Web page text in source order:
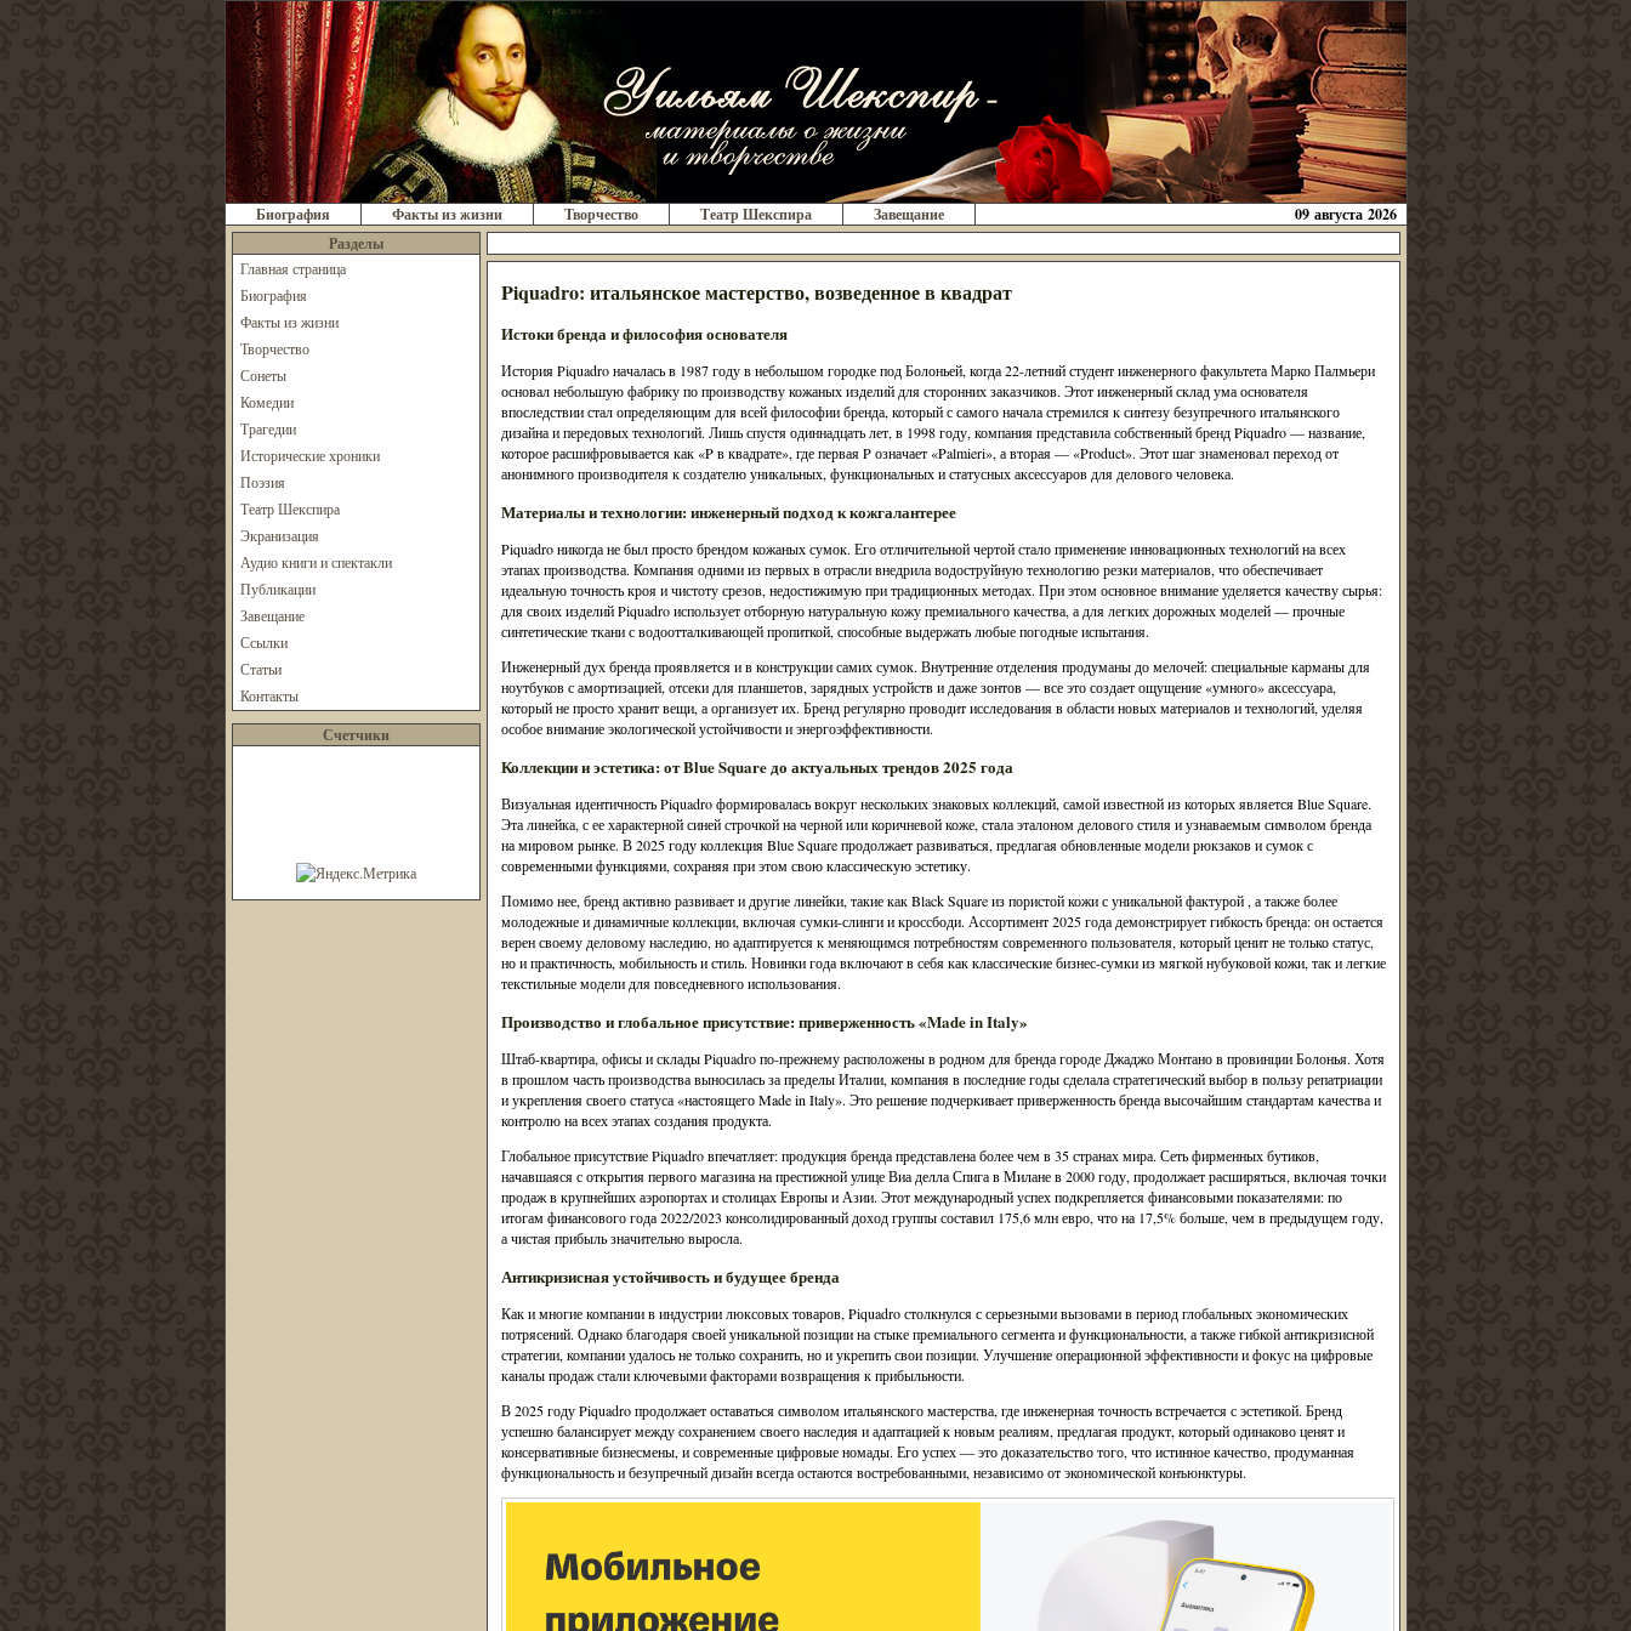
Биография Факты из жизни Творчество Театр Шекспира Завещание
09 августа 2026
Разделы
Главная страница
Биография
Факты из жизни
Творчество
Сонеты
Комедии
Трагедии
Исторические хроники
Поэзия
Театр Шекспира
Экранизация
Аудио книги и спектакли
Публикации
Завещание
Ссылки
Статьи
Контакты
Счетчики
Piquadro: итальянское мастерство, возведенное в квадрат
Истоки бренда и философия основателя
История Piquadro началась в 1987 году в небольшом городке под Болоньей, когда 22-летний студент инженерного факультета Марко Палмьери
основал небольшую фабрику по производству кожаных изделий для сторонних заказчиков. Этот инженерный склад ума основателя
впоследствии стал определяющим для всей философии бренда, который с самого начала стремился к синтезу безупречного итальянского
дизайна и передовых технологий. Лишь спустя одиннадцать лет, в 1998 году, компания представила собственный бренд Piquadro — название,
которое расшифровывается как «P в квадрате», где первая P означает «Palmieri», а вторая — «Product». Этот шаг знаменовал переход от
анонимного производителя к создателю уникальных, функциональных и статусных аксессуаров для делового человека.
Материалы и технологии: инженерный подход к кожгалантерее
Piquadro никогда не был просто брендом кожаных сумок. Его отличительной чертой стало применение инновационных технологий на всех
этапах производства. Компания одними из первых в отрасли внедрила водоструйную технологию резки материалов, что обеспечивает
идеальную точность кроя и чистоту срезов, недостижимую при традиционных методах. При этом основное внимание уделяется качеству сырья:
для своих изделий Piquadro использует отборную натуральную кожу премиального качества, а для легких дорожных моделей — прочные
синтетические ткани с водоотталкивающей пропиткой, способные выдержать любые погодные испытания.
Инженерный дух бренда проявляется и в конструкции самих сумок. Внутренние отделения продуманы до мелочей: специальные карманы для
ноутбуков с амортизацией, отсеки для планшетов, зарядных устройств и даже зонтов — все это создает ощущение «умного» аксессуара,
который не просто хранит вещи, а организует их. Бренд регулярно проводит исследования в области новых материалов и технологий, уделяя
особое внимание экологической устойчивости и энергоэффективности.
Коллекции и эстетика: от Blue Square до актуальных трендов 2025 года
Визуальная идентичность Piquadro формировалась вокруг нескольких знаковых коллекций, самой известной из которых является Blue Square.
Эта линейка, с ее характерной синей строчкой на черной или коричневой коже, стала эталоном делового стиля и узнаваемым символом бренда
на мировом рынке. В 2025 году коллекция Blue Square продолжает развиваться, предлагая обновленные модели рюкзаков и сумок с
современными функциями, сохраняя при этом свою классическую эстетику.
Помимо нее, бренд активно развивает и другие линейки, такие как Black Square из пористой кожи с уникальной фактурой , а также более
молодежные и динамичные коллекции, включая сумки-слинги и кроссбоди. Ассортимент 2025 года демонстрирует гибкость бренда: он остается
верен своему деловому наследию, но адаптируется к меняющимся потребностям современного пользователя, который ценит не только статус,
но и практичность, мобильность и стиль. Новинки года включают в себя как классические бизнес-сумки из мягкой нубуковой кожи, так и легкие
текстильные модели для повседневного использования.
Производство и глобальное присутствие: приверженность «Made in Italy»
Штаб-квартира, офисы и склады Piquadro по-прежнему расположены в родном для бренда городе Джаджо Монтано в провинции Болонья. Хотя
в прошлом часть производства выносилась за пределы Италии, компания в последние годы сделала стратегический выбор в пользу репатриации
и укрепления своего статуса «настоящего Made in Italy». Это решение подчеркивает приверженность бренда высочайшим стандартам качества и
контролю на всех этапах создания продукта.
Глобальное присутствие Piquadro впечатляет: продукция бренда представлена более чем в 35 странах мира. Сеть фирменных бутиков,
начавшаяся с открытия первого магазина на престижной улице Виа делла Спига в Милане в 2000 году, продолжает расширяться, включая точки
продаж в крупнейших аэропортах и столицах Европы и Азии. Этот международный успех подкрепляется финансовыми показателями: по
итогам финансового года 2022/2023 консолидированный доход группы составил 175,6 млн евро, что на 17,5% больше, чем в предыдущем году,
а чистая прибыль значительно выросла.
Антикризисная устойчивость и будущее бренда
Как и многие компании в индустрии люксовых товаров, Piquadro столкнулся с серьезными вызовами в период глобальных экономических
потрясений. Однако благодаря своей уникальной позиции на стыке премиального сегмента и функциональности, а также гибкой антикризисной
стратегии, компании удалось не только сохранить, но и укрепить свои позиции. Улучшение операционной эффективности и фокус на цифровые
каналы продаж стали ключевыми факторами возвращения к прибыльности.
В 2025 году Piquadro продолжает оставаться символом итальянского мастерства, где инженерная точность встречается с эстетикой. Бренд
успешно балансирует между сохранением своего наследия и адаптацией к новым реалиям, предлагая продукт, который одинаково ценят и
консервативные бизнесмены, и современные цифровые номады. Его успех — это доказательство того, что истинное качество, продуманная
функциональность и безупречный дизайн всегда остаются востребованными, независимо от экономической конъюнктуры.